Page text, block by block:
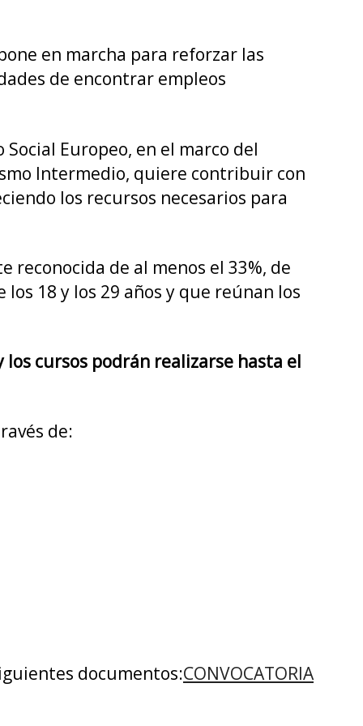
en marcha para reforzar las
de encontrar empleos
Europeo, en el marco del
Intermedio, quiere contribuir con
los recursos necesarios para
reconocida de al menos el 33%, de
18 y los 29 años y que reúnan los
cursos podrán realizarse hasta el
de:
documentos:CONVOCATORIA